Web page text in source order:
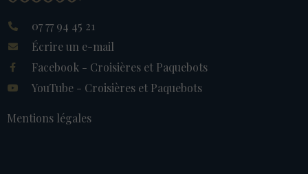
07 77 94 45 21
Écrire un e-mail
Facebook - Croisières et Paquebots
YouTube - Croisières et Paquebots
Mentions légales